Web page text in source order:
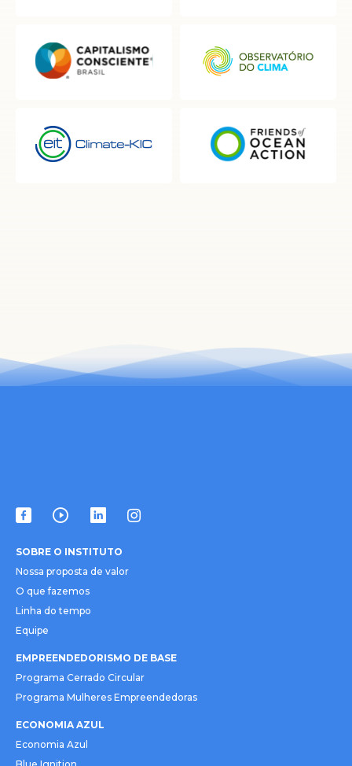
SOBRE O INSTITUTO
Nossa proposta de valor
O que fazemos
Linha do tempo
Equipe
EMPREENDEDORISMO DE BASE
Programa Cerrado Circular
Programa Mulheres Empreendedoras
ECONOMIA AZUL
Economia Azul